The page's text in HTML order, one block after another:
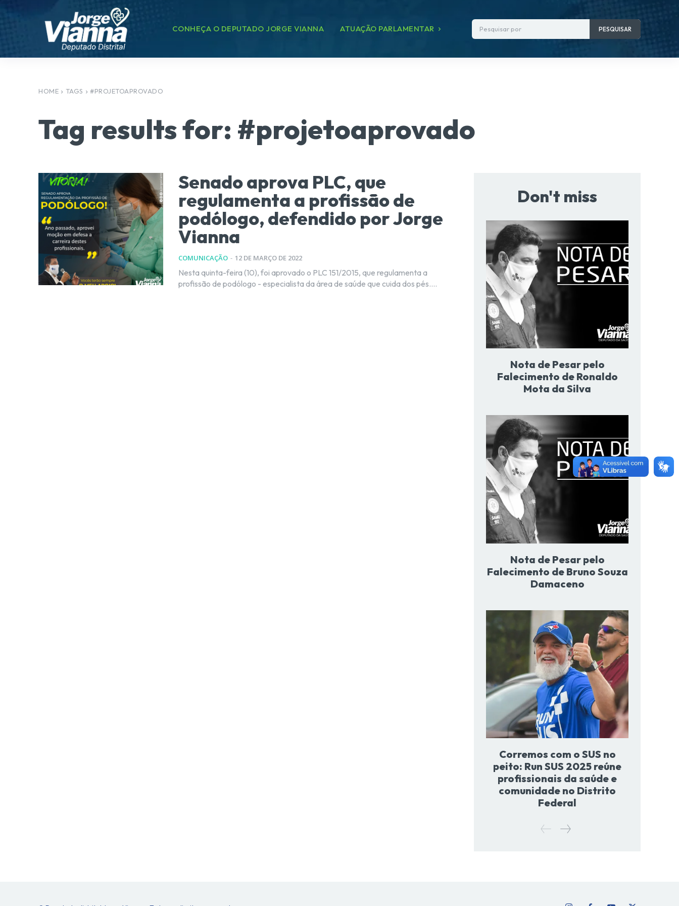
CONHEÇA O DEPUTADO JORGE VIANNA ATUAÇÃO PARLAMENTAR Pesquisar por PESQUISAR
HOME TAGS #PROJETOAPROVADO
Tag results for: #projetoaprovado
Senado aprova PLC, que
regulamenta a profissão de
podólogo, defendido por Jorge
Vianna
COMUNICAÇÃO - 12 DE MARÇO DE 2022
Nesta quinta-feira (10), foi aprovado o PLC 151/2015, que regulamenta a
profissão de podólogo - especialista da área de saúde que cuida dos pés....
Don't miss
Nota de Pesar pelo
Falecimento de Ronaldo
Mota da Silva
Nota de Pesar pelo
Falecimento de Bruno Souza
Damaceno
Corremos com o SUS no
peito: Run SUS 2025 reúne
profissionais da saúde e
comunidade no Distrito
Federal